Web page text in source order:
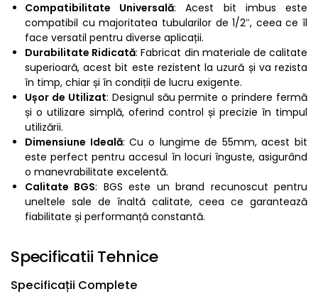
Compatibilitate Universală: Acest bit imbus este
compatibil cu majoritatea tubularilor de 1/2″, ceea ce îl
face versatil pentru diverse aplicații.
Durabilitate Ridicată: Fabricat din materiale de calitate
superioară, acest bit este rezistent la uzură și va rezista
în timp, chiar și în condiții de lucru exigente.
Ușor de Utilizat: Designul său permite o prindere fermă
și o utilizare simplă, oferind control și precizie în timpul
utilizării.
Dimensiune Ideală: Cu o lungime de 55mm, acest bit
este perfect pentru accesul în locuri înguste, asigurând
o manevrabilitate excelentă.
Calitate BGS: BGS este un brand recunoscut pentru
uneltele sale de înaltă calitate, ceea ce garantează
fiabilitate și performanță constantă.
Specificatii Tehnice
Specificații Complete